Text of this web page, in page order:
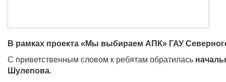
В рамках проекта «Мы выбираем АПК» ГАУ
С приветственным словом к ребятам обратилась
Шулепова.